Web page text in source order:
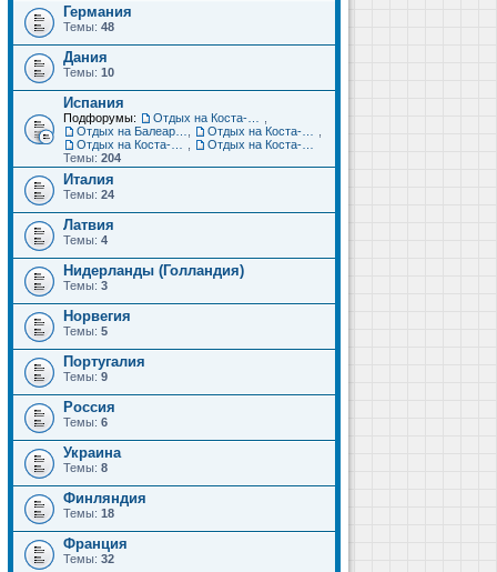
Германия
Темы: 48
Дания
Темы: 10
Испания
Подфорумы:
Темы: 204
Италия
Темы: 24
Латвия
Темы: 4
Нидерланды (Голландия)
Темы: 3
Норвегия
Темы: 5
Португалия
Темы: 9
Россия
Темы: 6
Украина
Темы: 8
Финляндия
Темы: 18
Франция
Темы: 32